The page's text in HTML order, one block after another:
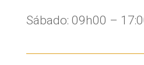
Sábado: 09h00 –